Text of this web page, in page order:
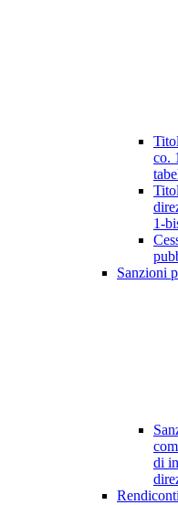
co.
1-
Sanzioni
di